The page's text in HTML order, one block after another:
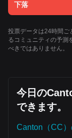
下落
投票データは24時間ご
るコミュニティの予測
べきではありません。
今日の
できます。
Canton（CC